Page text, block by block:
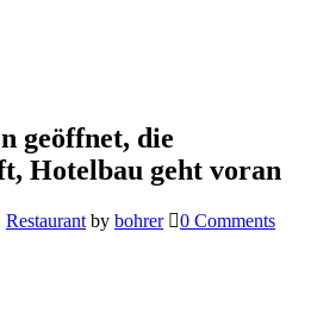
geöffnet, die
Hotelbau geht voran
Restaurant by bohrer 0 Comments